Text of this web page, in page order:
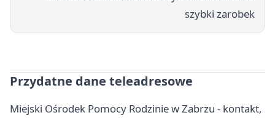
szybki zarobek
Przydatne dane teleadresowe
Miejski Ośrodek Pomocy Rodzinie w Zabrzu - kontakt,